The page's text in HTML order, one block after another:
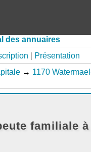
des annuaires
Présentation
→ 1170
familiale à